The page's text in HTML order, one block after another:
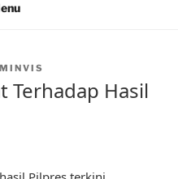
Terhadap Hasil